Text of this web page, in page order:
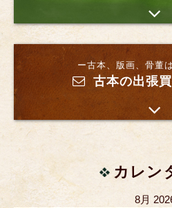
ー古本、版画、骨董
古本の出張
カレン
8月